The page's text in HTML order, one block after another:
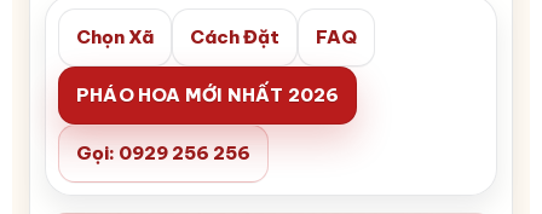
Chọn Xã Cách Đặt FAQ
PHÁO HOA MỚI NHẤT 2026
Gọi: 0929 256 256